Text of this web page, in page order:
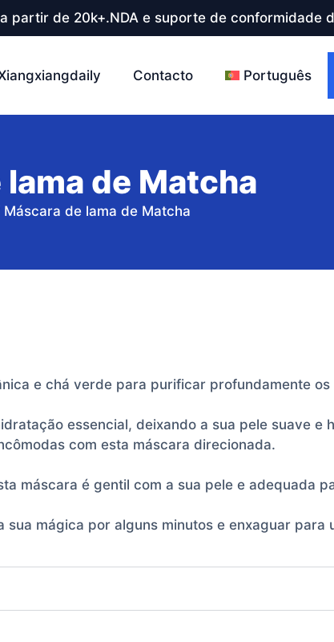
partir de 20k+.NDA e suporte de conformidade
Contacto Português
de Matcha
Máscara de lama de Matcha
e chá verde para purificar profundamente
essencial, deixando a sua pele suave e
com esta máscara direcionada.
máscara é gentil com a sua pele e adequada
mágica por alguns minutos e enxaguar para